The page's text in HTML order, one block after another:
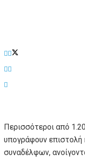
Περισσότεροι από
υπογράφουν επιστολή
συναδέλφων,